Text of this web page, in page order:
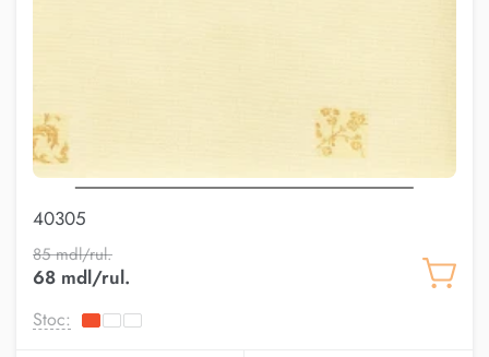
40305
85 mdl/rul.
68 mdl/rul.
Stoc: